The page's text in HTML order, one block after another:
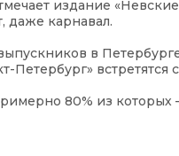
издание
даже карнавал.
в
Петербург»
80% из